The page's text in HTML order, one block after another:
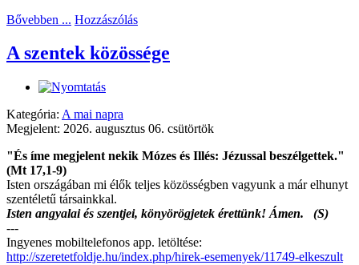
Bővebben ... Hozzászólás
A szentek közössége
Kategória: A mai napra
Megjelent: 2026. augusztus 06. csütörtök
"És íme megjelent nekik Mózes és Illés: Jézussal beszélgettek."
(Mt 17,1-9)
Isten országában mi élők teljes közösségben vagyunk a már elhunyt
szentéletű társainkkal.
Isten angyalai és szentjei, könyörögjetek érettünk! Ámen. (S)
---
Ingyenes mobiltelefonos app. letöltése:
http://szeretetfoldje.hu/index.php/hirek-esemenyek/11749-elkeszult